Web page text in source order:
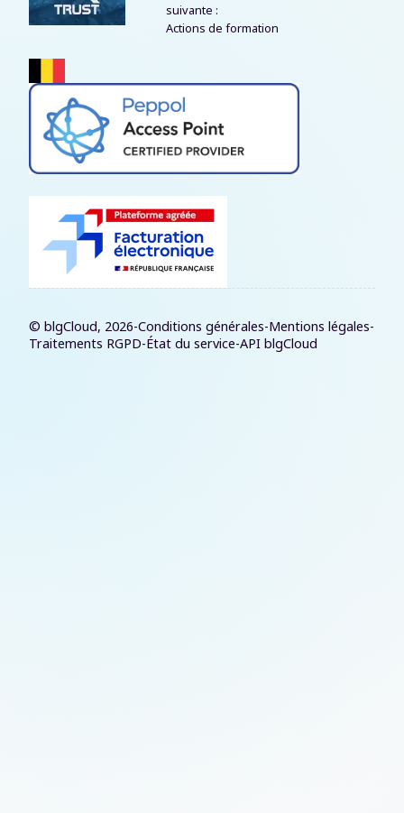
suivante :
Actions de formation
© blgCloud, 2026-Conditions générales-Mentions légales-
Traitements RGPD-État du service-API blgCloud